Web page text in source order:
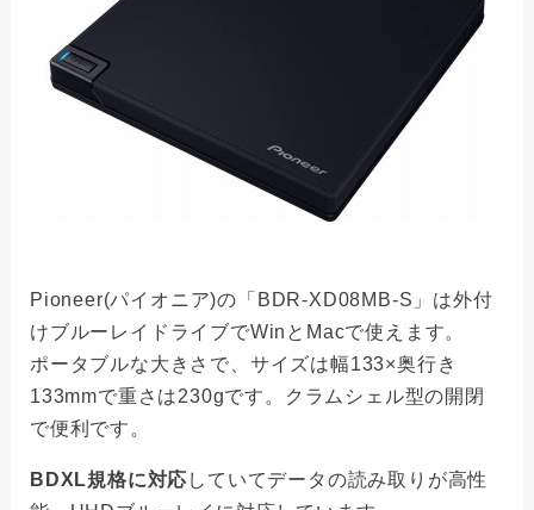
Pioneer(パイオニア)の「BDR-XD08MB-S」は外付
けブルーレイドライブでWinとMacで使えます。
ポータブルな大きさで、サイズは幅133×奥行き
133mmで重さは230gです。クラムシェル型の開閉
で便利です。
BDXL規格に対応 していてデータの読み取りが高性